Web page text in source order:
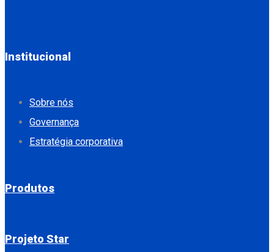
Institucional
Sobre nós
Governança
Estratégia corporativa
Produtos
Projeto Star